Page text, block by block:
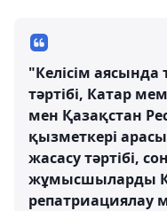
"Келісім аясында
тәртібі, Катар
мен Қазақстан
қызметкері
жасасу тәртібі,
жұмысшыларды
репатриациялау